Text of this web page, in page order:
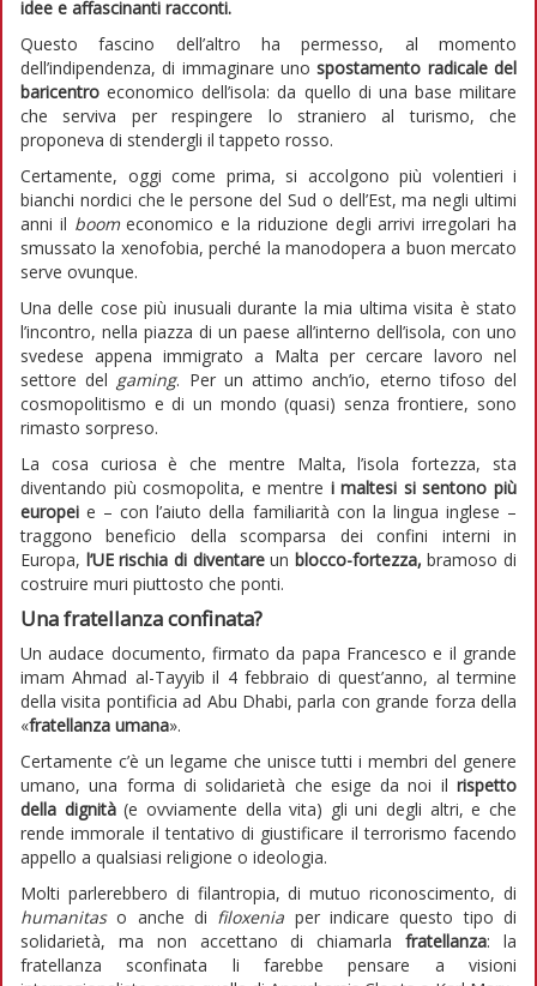
idee e affascinanti racconti.
Questo fascino dell’altro ha permesso, al momento
dell’indipendenza, di immaginare unospostamento radicale del
baricentro economico dell’isola: da quello di una base militare
che serviva per respingere lo straniero al turismo, che
proponeva di stendergli il tappeto rosso.
Certamente, oggi come prima, si accolgono più volentieri i
bianchi nordici che le persone del Sud o dell’Est, ma negli ultimi
anni il boomeconomico e la riduzione degli arrivi irregolari ha
smussato la xenofobia, perché la manodopera a buon mercato
serve ovunque.
Una delle cose più inusuali durante la mia ultima visita è stato
l’incontro, nella piazza di un paese all’interno dell’isola, con uno
svedese appena immigrato a Malta per cercare lavoro nel
settore del gaming. Per un attimo anch’io, eterno tifoso del
cosmopolitismo e di un mondo (quasi) senza frontiere, sono
rimasto sorpreso.
La cosa curiosa è che mentre Malta, l’isola fortezza, sta
diventando più cosmopolita, e mentre i maltesi si sentono più
europei e – con l’aiuto della familiarità con la lingua inglese –
traggono beneficio della scomparsa dei confini interni in
Europa, l’UE rischia di diventareun blocco-fortezza, bramoso di
costruire muri piuttosto che ponti.
Una fratellanza confinata?
Un audace documento, firmato da papa Francesco e il grande
imam Ahmad al-Tayyib il 4 febbraio di quest’anno, al termine
della visita pontificia ad Abu Dhabi, parla con grande forza della
«fratellanza umana».
Certamente c’è un legame che unisce tutti i membri del genere
umano, una forma di solidarietà che esige da noi il rispetto
della dignità(e ovviamente della vita) gli uni degli altri, e che
rende immorale il tentativo di giustificare il terrorismo facendo
appello a qualsiasi religione o ideologia.
Molti parlerebbero di filantropia, di mutuo riconoscimento, di
humanitaso anche di filoxenia per indicare questo tipo di
solidarietà, ma non accettano di chiamarlafratellanza: la
fratellanza sconfinata li farebbe pensare a visioni